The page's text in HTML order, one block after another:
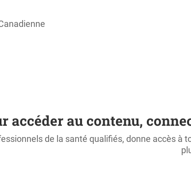
accéder au contenu,
de la santé qualifiés, donne accès